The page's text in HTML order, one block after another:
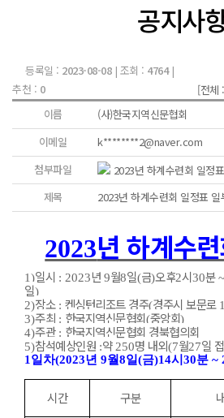
공지사
등록일 : 2023-08-08| 조회 : 4764|
추천 : 0 [전체 :
이름
(사)한국지역신문협회
이메일
k********2@naver.com
첨부파일
2023년 하계수련회 일정
제목
2023년 하계수련회 일정표
2023년 하계수
1)일시 : 2023년 9월8일(금)오후2시30분
일)
2)장소 : 켄싱턴리조트 경주(경주시 보문로
3)주최 : 한국지역신문협회(중앙회)
4)주관 : 한국지역신문협회 경북협의회
5)참석예상인원 :약 250명 내외(7월27일
1 일차(2023년 9월8일(금)14시 30분 ~
시간 구분